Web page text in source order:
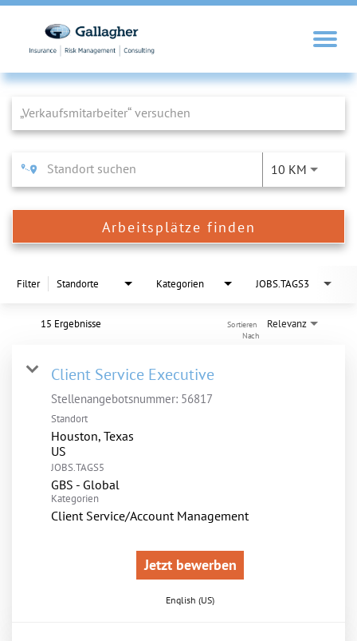
Job Search Page
10 KM
Arbeitsplätze finden
Filter Standorte Kategorien JOBS.TAGS3
15 Ergebnisse Relevanz
Sortieren
Nach
Client Service Executive
Stellenangebotsnummer: 56817
Standort
Houston, Texas
JOBS.TAGS5
GBS - Global
Kategorien
Client Service/Account Management
Jetzt bewerben
English (US)